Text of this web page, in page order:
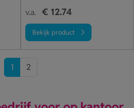
v.a. € 12.74
Bekijk product
1 2